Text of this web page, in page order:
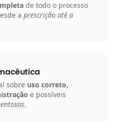
de todo o processo
a prescrição até a
sobre uso correto,
e possíveis
.